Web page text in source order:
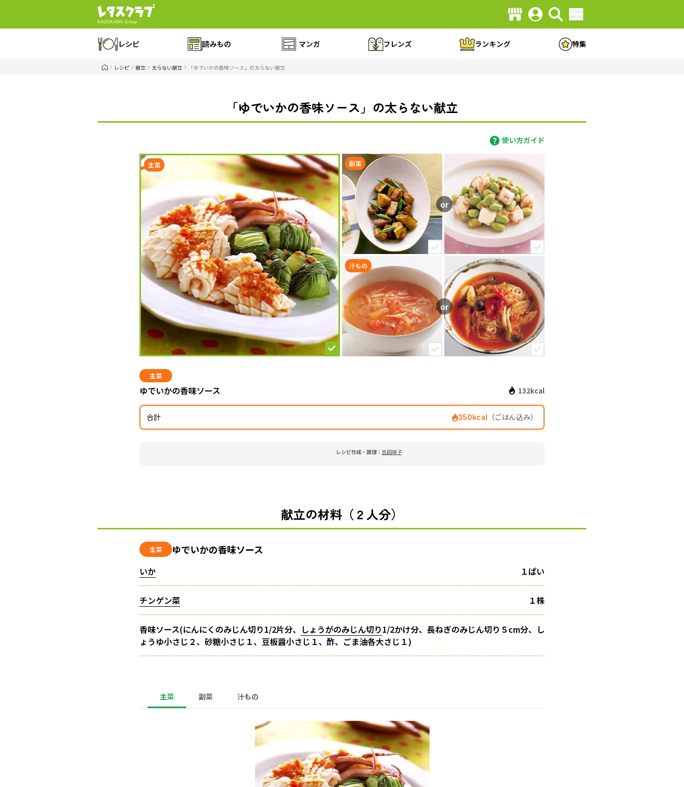
レシピ 読みもの マンガ フレンズ ランキング 特集
レシピ 献立 太らない献立 「ゆでいかの香味ソース」の太らない献立
「ゆでいかの香味ソース」の太らない献立
使い方ガイド
主菜 副菜
汁もの
主菜
ゆでいかの香味ソース 132kcal
合計 350kcal （ごはん込み）
レシピ作成・調理： 吉田瑞子
献立の材料（２人分）
主菜 ゆでいかの香味ソース
いか １ぱい
チンゲン菜 １株
香味ソース(にんにくのみじん切り1/2片分、 しょうがのみじん切り1/2かけ分、長ねぎのみじん切り５cm分、し
ょうゆ小さじ２、砂糖小さじ１、豆板醤小さじ１、酢、ごま油各大さじ１)
主菜 副菜 汁もの